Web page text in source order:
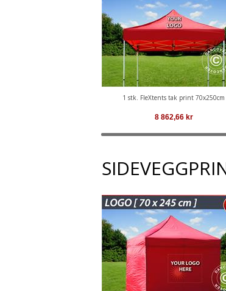
1 stk. FleXtents tak print 70x250cm
8 862,66kr